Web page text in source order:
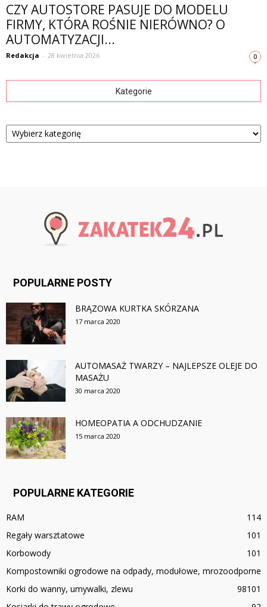
CZY AUTOSTORE PASUJE DO MODELU
FIRMY, KTÓRA ROŚNIE NIERÓWNO? O
AUTOMATYZACJI...
Redakcja - 28 kwietnia 2026 0
Kategorie
Kategorie
POPULARNE POSTY
BRĄZOWA KURTKA SKÓRZANA
17 marca 2020
AUTOMASAŻ TWARZY – NAJLEPSZE OLEJE DO
MASAŻU
30 marca 2020
HOMEOPATIA A ODCHUDZANIE
15 marca 2020
POPULARNE KATEGORIE
RAM
114
Regały warsztatowe
101
Korbowody
101
Kompostowniki ogrodowe na odpady, modułowe, mrozoodporne
101
Korki do wanny, umywalki, zlewu
98